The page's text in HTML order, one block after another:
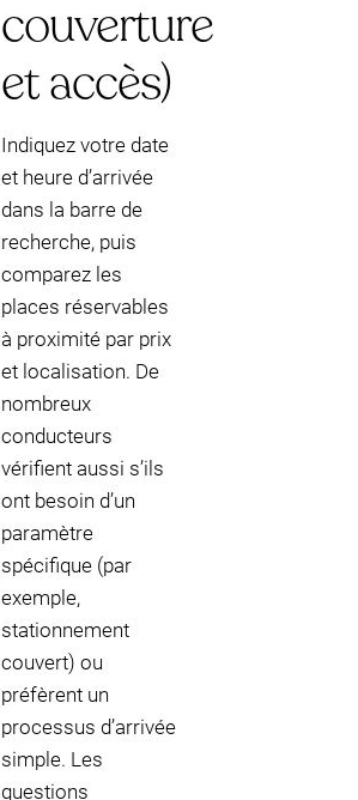
couverture
et accès)
Indiquez votre date
et heure d’arrivée
dans la barre de
recherche, puis
comparez les
places réservables
à proximité par prix
et localisation. De
nombreux
conducteurs
vérifient aussi s’ils
ont besoin d’un
paramètre
spécifique (par
exemple,
stationnement
couvert) ou
préfèrent un
processus d’arrivée
simple. Les
questions